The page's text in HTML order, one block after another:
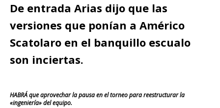
De entrada Arias dijo que las
versiones que ponían a Américo
Scatolaro en el banquillo escualo
son inciertas.
HABRÁ que aprovechar la pausa en el torneo para reestructurar la
«ingeniería» del equipo.